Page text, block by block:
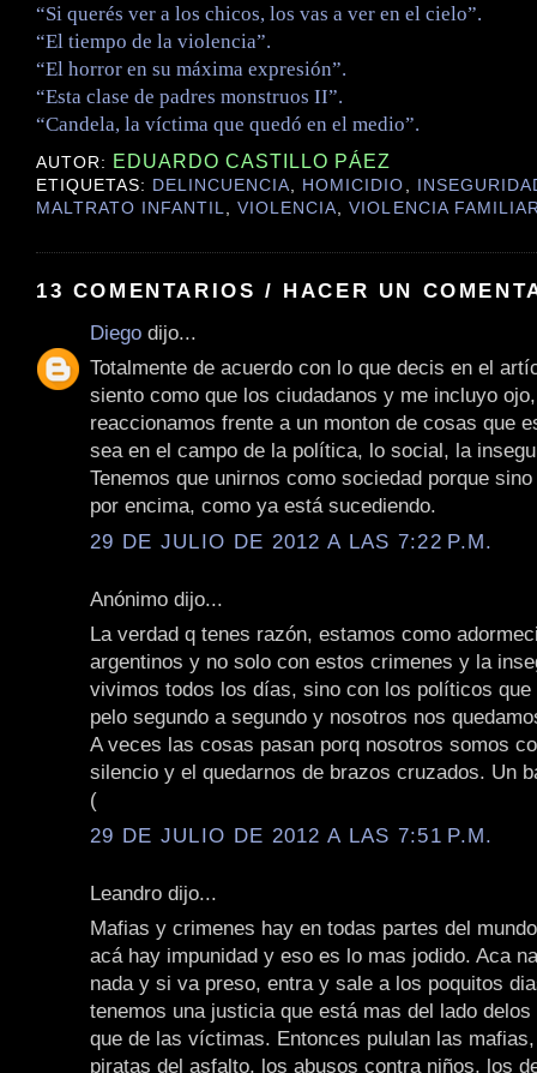
“Si querés ver a los chicos, los vas a ver en el cielo”.
“El tiempo de la violencia”.
“El horror en su máxima expresión”.
“Esta clase de padres monstruos II”.
“Candela, la víctima que quedó en el medio”.
AUTOR: EDUARDO CASTILLO PÁEZ
ETIQUETAS: DELINCUENCIA, HOMICIDIO ,
MALTRATO INFANTIL,VIOLENCIA,VIOLENCIA
13 COMENTARIOS / HACER UN
Diego dijo...
Totalmente de acuerdo con lo que decis en el
siento como que los ciudadanos y me incluyo
reaccionamos frente a un monton de cosas que
sea en el campo de la política, lo social, la
Tenemos que unirnos como sociedad porque
por encima, como ya está sucediendo.
29 DE JULIO DE 2012 A LAS 7:22 P.M.
Anónimo dijo...
La verdad q tenes razón, estamos como
argentinos y no solo con estos crimenes y la
vivimos todos los días, sino con los políticos que
pelo segundo a segundo y nosotros nos
A veces las cosas pasan porq nosotros somos
silencio y el quedarnos de brazos cruzados. Un
(
29 DE JULIO DE 2012 A LAS 7:51 P.M.
Leandro dijo...
Mafias y crimenes hay en todas partes del
acá hay impunidad y eso es lo mas jodido. Aca
nada y si va preso, entra y sale a los poquitos
tenemos una justicia que está mas del lado
que de las víctimas. Entonces pululan las
piratas del asfalto, los abusos contra niños, los